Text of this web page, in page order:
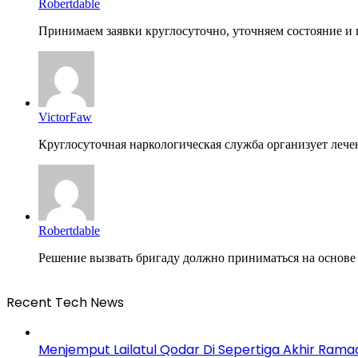
Robertdable
Принимаем заявки круглосуточно, уточняем состояние и
VictorFaw
Круглосуточная наркологическая служба организует
Robertdable
Решение вызвать бригаду должно приниматься на основе
Recent Tech News
Menjemput Lailatul Qodar Di Sepertiga Akhir